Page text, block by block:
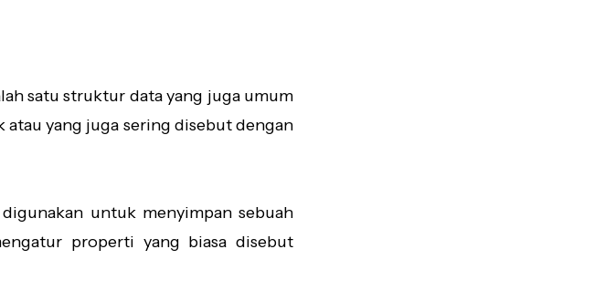
satu struktur data yang juga umum
yang juga sering disebut dengan
untuk menyimpan sebuah
properti yang biasa disebut